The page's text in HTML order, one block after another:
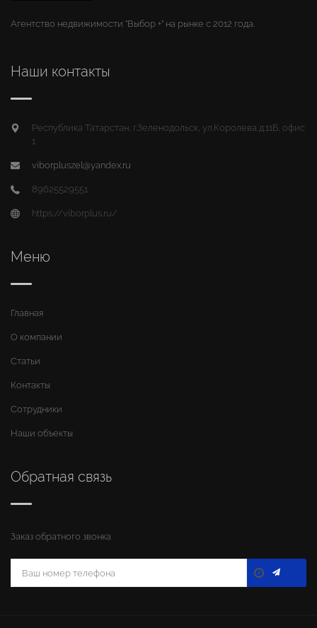
Агентство недвижимости "Выбор +" на рынке с 2012 года.
Наши контакты
Республика Татарстан, г.Зеленодольск, ул.Королева д.11Б, офис
1
viborpluszel@yandex.ru
89625529551
https://viborplus.ru/
Меню
Главная
О компании
Статьи
Контакты
Сотрудники
Наши объекты
Обратная связь
Заказ обратного звонка